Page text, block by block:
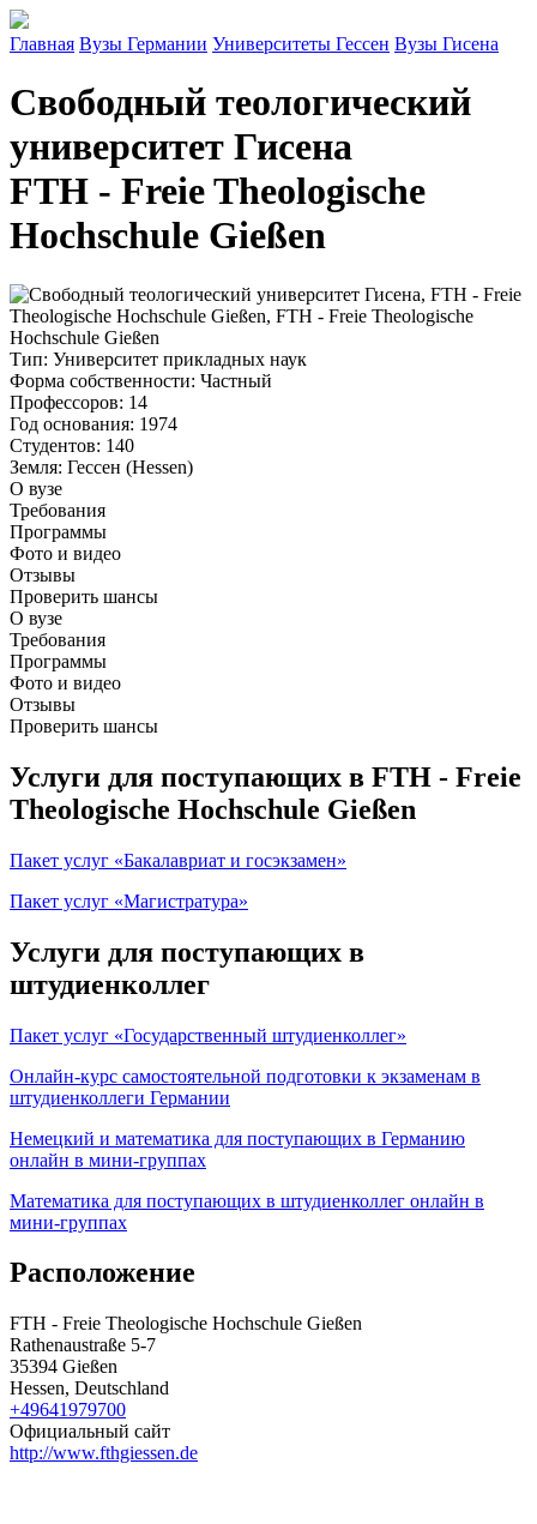
Главная Вузы Германии Университеты Гессен Вузы Гисена
Свободный теологический
университет Гисена
FTH - Freie Theologische
Hochschule Gießen
Тип: Университет прикладных наук
Форма собственности: Частный
Профессоров: 14
Год основания: 1974
Студентов: 140
Земля: Гессен (Hessen)
О вузе
Требования
Программы
Фото и видео
Отзывы
Проверить шансы
О вузе
Требования
Программы
Фото и видео
Отзывы
Проверить шансы
Услуги для поступающих в FTH - Freie
Theologische Hochschule Gießen
Пакет услуг «Бакалавриат и госэкзамен»
Пакет услуг «Магистратура»
Услуги для поступающих в
штудиенколлег
Пакет услуг «Государственный штудиенколлег»
Онлайн-курс самостоятельной подготовки к экзаменам в
штудиенколлеги Германии
Немецкий и математика для поступающих в Германию
онлайн в мини-группах
Математика для поступающих в штудиенколлег онлайн в
мини-группах
Расположение
FTH - Freie Theologische Hochschule Gießen
Rathenaustraße 5-7
35394 Gießen
Hessen, Deutschland
+49641979700
Официальный сайт
http://www.fthgiessen.de